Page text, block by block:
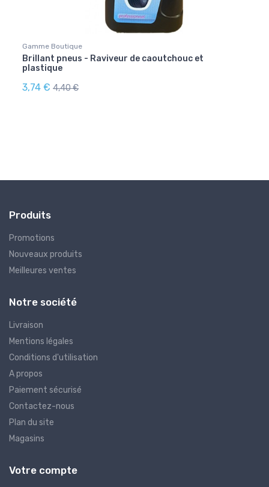
Gamme Boutique
Brillant pneus - Raviveur de caoutchouc et
plastique
3,74 € 4,40 €
Produits
Promotions
Nouveaux produits
Meilleures ventes
Notre société
Livraison
Mentions légales
Conditions d'utilisation
A propos
Paiement sécurisé
Contactez-nous
Plan du site
Magasins
Votre compte